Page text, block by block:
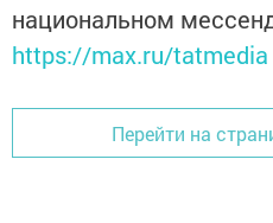
национальном
https://max.ru/tatmedia
Перейти на